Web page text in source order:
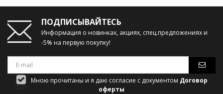
ПОДПИСЫВАЙТЕСЬ
Информация о новинках, акциях, спец.предложениях и
-5% на первую покупку!
Мною прочитаны и я даю согласие с документом Договор
оферты